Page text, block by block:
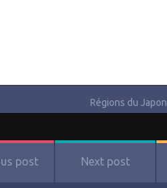
Régions du Japon
post Next post